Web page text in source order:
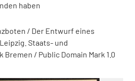
haben
/ Der Entwurf eines
Staats- und
/ Public Domain Mark 1.0